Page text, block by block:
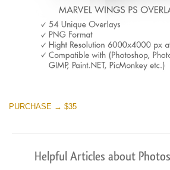
PURCHASE → $35
Helpful Articles about